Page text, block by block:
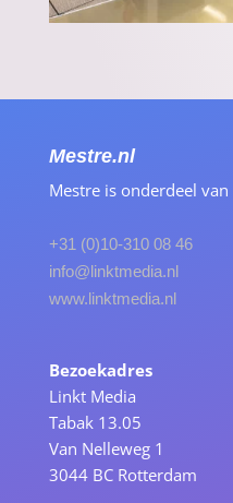
Mestre.nl
Mestre is onderdeel van
+31 (0)10-310 08 46
info@linktmedia.nl
www.linktmedia.nl
Bezoekadres
Linkt Media
Tabak 13.05
Van Nelleweg 1
3044 BC Rotterdam